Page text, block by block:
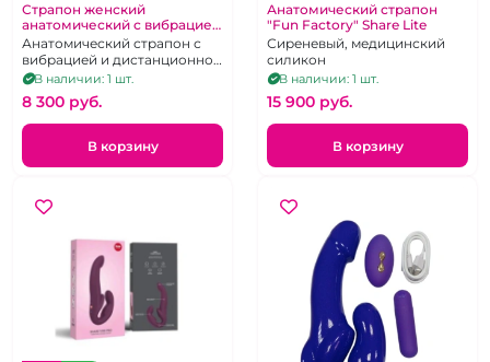
Страпон женский
анатомический с вибрацией
на беспроводном пульте
"SlimLine"
Анатомический страпон с
вибрацией и дистанционном
пультом
В наличии: 1 шт.
8 300 pуб.
В корзину
Анатомический страпон
"Fun Factory" Share Lite
Сиреневый, медицинский
силикон
В наличии: 1 шт.
15 900 pуб.
В корзину